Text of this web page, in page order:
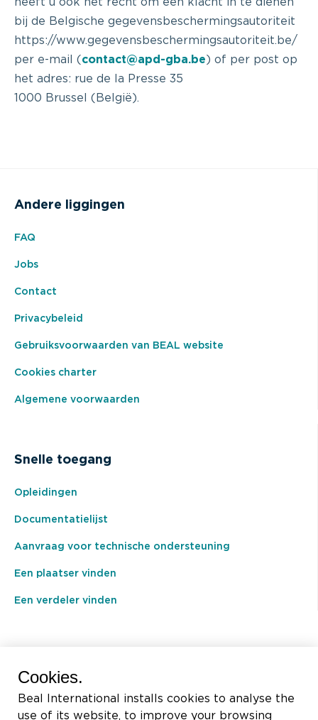
bij de Belgische gegevensbeschermingsautoriteit
https://www.gegevensbeschermingsautoriteit.be/
per e-mail (contact@apd-gba.be) of per post op
het adres: rue de la Presse 35
1000 Brussel (België).
Andere liggingen
FAQ
Jobs
Contact
Privacybeleid
Gebruiksvoorwaarden van BEAL website
Cookies charter
Algemene voorwaarden
Snelle toegang
Opleidingen
Documentatielijst
Aanvraag voor technische ondersteuning
Een plaatser vinden
Een verdeler vinden
Rue du Tronquoy, 8
Cookies.
Beal International installs cookies to analyse the
use of its website, to improve your browsing